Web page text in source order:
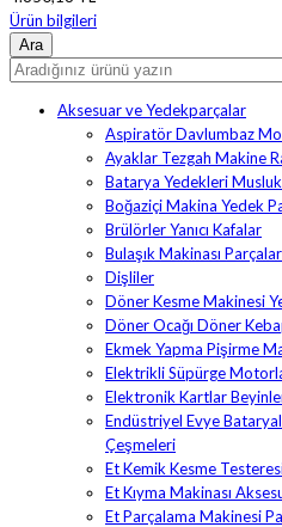
Ürün bilgileri
Aksesuar ve Yedekparçalar
Aspiratör Davlumbaz
Ayaklar Tezgah Makine
Batarya Yedekleri Musluk
Boğaziçi Makina Yedek
Brülörler Yanıcı Kafalar
Bulaşık Makinası
Dişliler
Döner Kesme Makinesi
Döner Ocağı Döner
Ekmek Yapma Pişirme
Elektrikli Süpürge
Elektronik Kartlar
Endüstriyel Evye
Çeşmeleri
Et Kemik Kesme
Et Kıyma Makinası
Et Parçalama Makinesi